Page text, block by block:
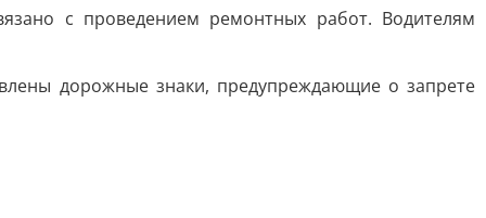
с проведением ремонтных работ. Водителям
дорожные знаки, предупреждающие о запрете